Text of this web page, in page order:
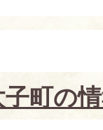
子町の